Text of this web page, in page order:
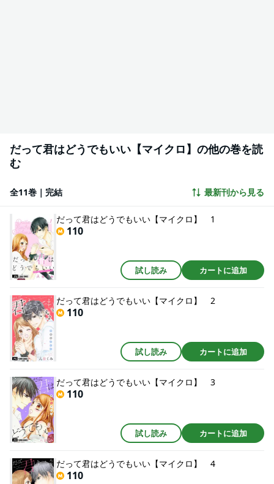
だって君はどうでもいい【マイクロ】の他の巻を読
む
全11巻｜完結 最新刊から見る
だって君はどうでもいい【マイクロ】 1
110
試し読み カートに追加
だって君はどうでもいい【マイクロ】 2
110
試し読み カートに追加
だって君はどうでもいい【マイクロ】 3
110
試し読み カートに追加
だって君はどうでもいい【マイクロ】 4
110